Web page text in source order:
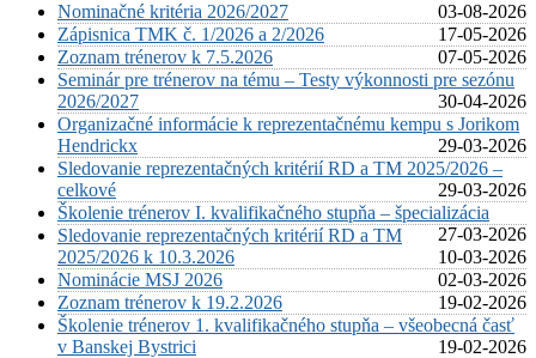
Nominačné kritéria 2026/2027
03-08-2026
Zápisnica TMK č. 1/2026 a 2/2026
17-05-2026
Zoznam trénerov k 7.5.2026
07-05-2026
Seminár pre trénerov na tému – Testy výkonnosti pre sezónu
2026/2027
30-04-2026
Organizačné informácie k reprezentačnému kempu s Jorikom
Hendrickx
29-03-2026
Sledovanie reprezentačných kritérií RD a TM 2025/2026 –
celkové
29-03-2026
Školenie trénerov I. kvalifikačného stupňa – špecializácia
27-03-2026
Sledovanie reprezentačných kritérií RD a TM
2025/2026 k 10.3.2026
10-03-2026
Nominácie MSJ 2026
02-03-2026
Zoznam trénerov k 19.2.2026
19-02-2026
Školenie trénerov 1. kvalifikačného stupňa – všeobecná časť
v Banskej Bystrici
19-02-2026